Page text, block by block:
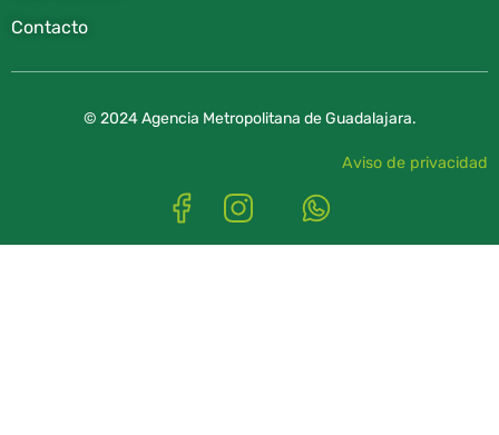
Contacto
© 2024 Agencia Metropolitana de Guadalajara.
Aviso de privacidad